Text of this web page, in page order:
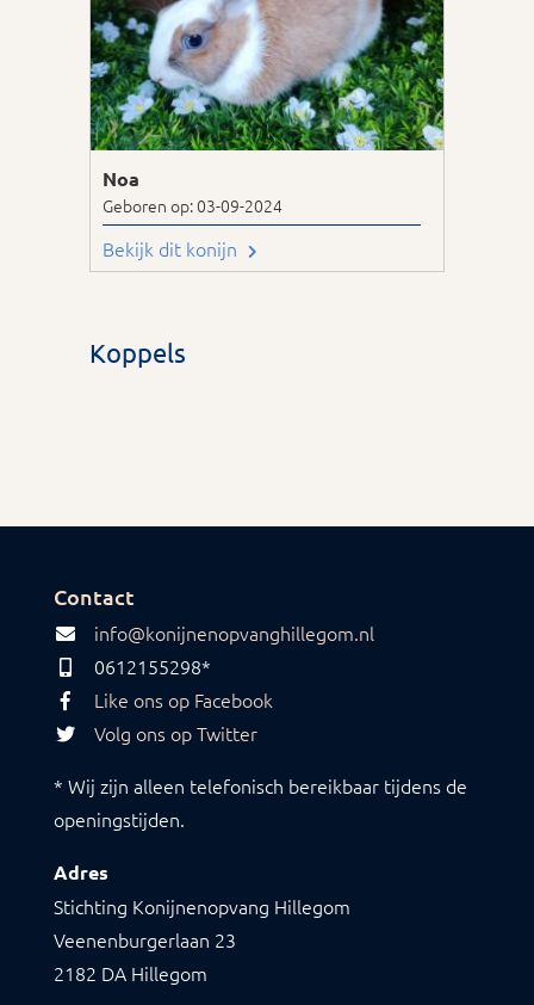
Noa
Geboren op: 03-09-2024
Bekijk dit konijn
Koppels
Contact
info@konijnenopvanghillegom.nl
0612155298*
Like ons op Facebook
Volg ons op Twitter
* Wij zijn alleen telefonisch bereikbaar tijdens de
openingstijden.
Adres
Stichting Konijnenopvang Hillegom
Veenenburgerlaan 23
2182 DA Hillegom